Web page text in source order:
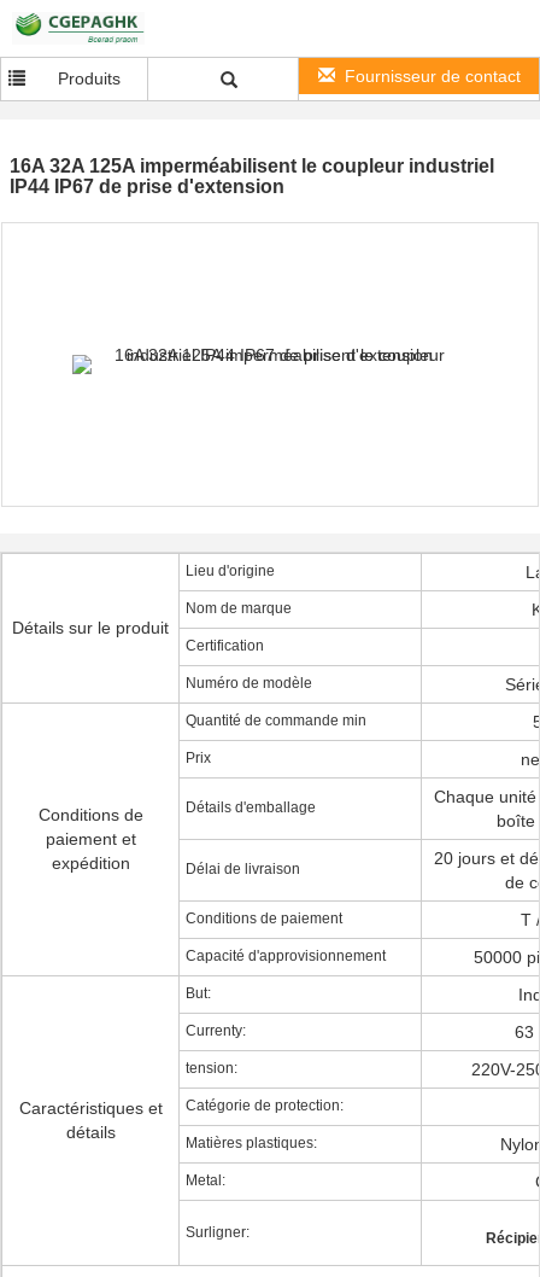
Produits Fournisseur de contact
16A 32A 125A imperméabilisent le coupleur industriel
IP44 IP67 de prise d'extension
Détails sur le produit
Lieu d'origine
Nom de marque
Certification
Numéro de modèle
Conditions de
paiement et
expédition
Quantité de commande min
Prix
Détails d'emballage
Chaque
boîte
Délai de livraison
20 jours et
de
Conditions de paiement T
Capacité d'approvisionnement 50000
Caractéristiques et
détails
But:
Currenty: 63
tension: 220V-
Catégorie de protection:
Matières plastiques:
Metal:
Surligner: